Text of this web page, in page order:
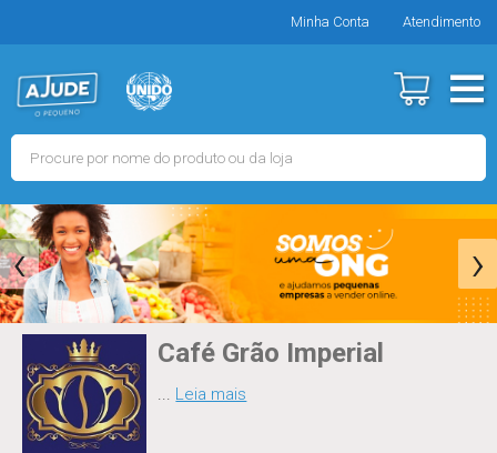
Minha Conta Atendimento
‹ ›
Café Grão Imperial
... Leia mais